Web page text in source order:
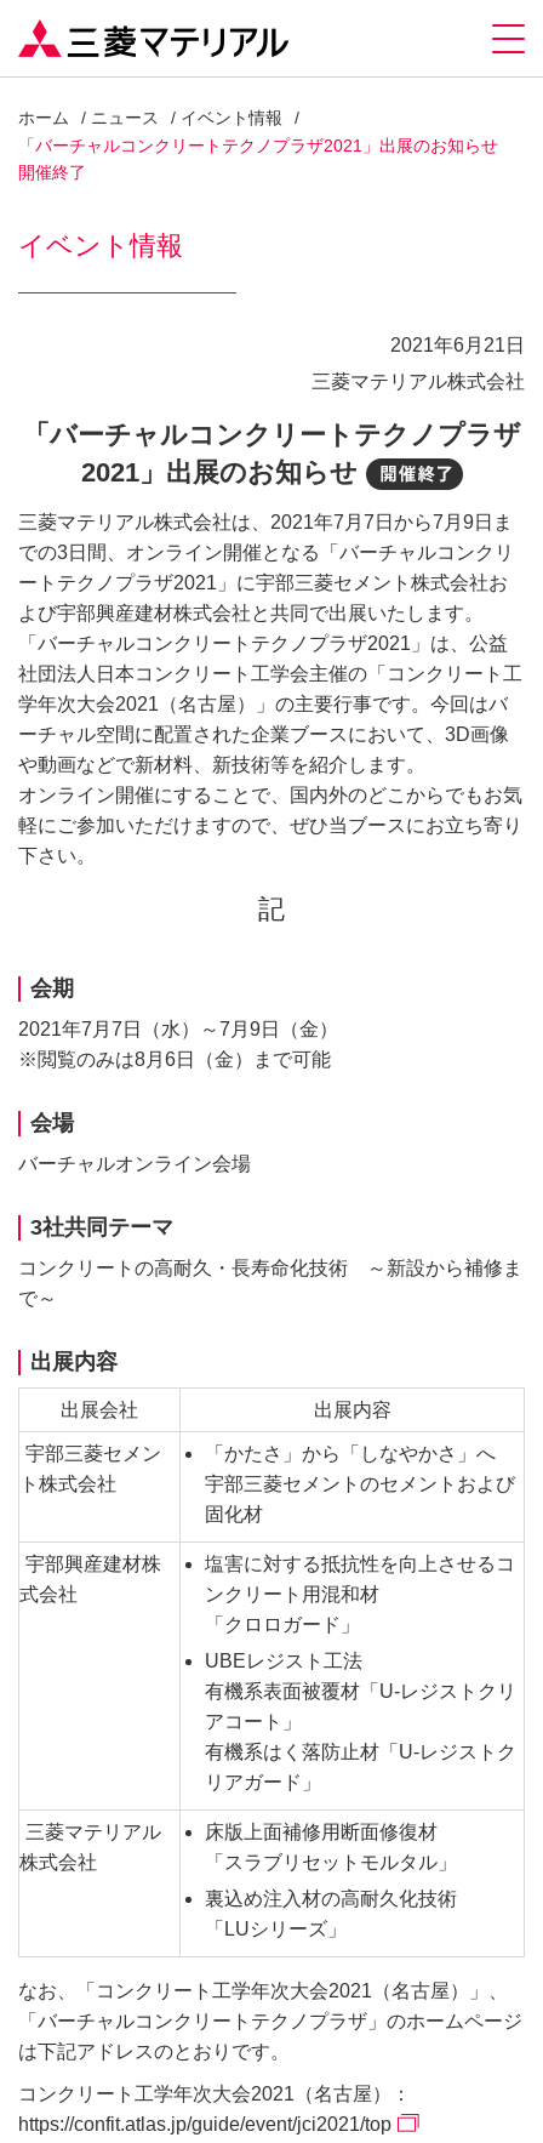
ホーム ニュース
イベント情報
「バーチャルコンクリートテクノプラザ2021」出展のお知らせ
開催終了
イベント情報
2021年6月21日
三菱マテリアル株式会社
「バーチャルコンクリートテクノプラザ
2021」出展のお知らせ
開催
三菱マテリアル株式会社は、2021年7月7日から7月9日ま
での3日間、オンライン開催となる「バーチャルコンクリ
ートテクノプラザ2021」に宇部三菱セメント株式会社お
よび宇部興産建材株式会社と共同で出展いたします。
「バーチャルコンクリートテクノプラザ2021」は、公益
社団法人日本コンクリート工学会主催の「コンクリート工
学年次大会2021（名古屋）」の主要行事です。今回はバ
ーチャル空間に配置された企業ブースにおいて、3D画像
や動画などで新材料、新技術等を紹介します。
オンライン開催にすることで、国内外のどこからでもお気
軽にご参加いただけますので、ぜひ当ブースにお立ち寄り
下さい。
記
会期
2021年7月7日（水）～7月9日（金）
※閲覧のみは8月6日（金）まで可能
会場
バーチャルオンライン会場
3社共同テーマ
コンクリートの高耐久・長寿命化技術 ～新設から補修ま
で～
出展内容
出展会社 出展内容
宇部三菱セメン
ト株式会社
「かたさ」から「しなやかさ」へ
宇部三菱セメントのセメントおよび
固化材
宇部興産建材株
式会社
塩害に対する抵抗性を向上させるコ
ンクリート用混和材
「クロロガード」
UBEレジスト工法
有機系表面被覆材「U-レジストクリ
アコート」
有機系はく落防止材「U-レジストク
リアガード」
三菱マテリアル
株式会社
床版上面補修用断面修復材
「スラブリセットモルタル」
裏込め注入材の高耐久化技術
「LUシリーズ」
なお、「コンクリート工学年次大会2021（名古屋）」、
「バーチャルコンクリートテクノプラザ」のホームページ
は下記アドレスのとおりです。
コンクリート工学年次大会2021（名古屋）：
https://confit.atlas.jp/guide/event/jci2021/top